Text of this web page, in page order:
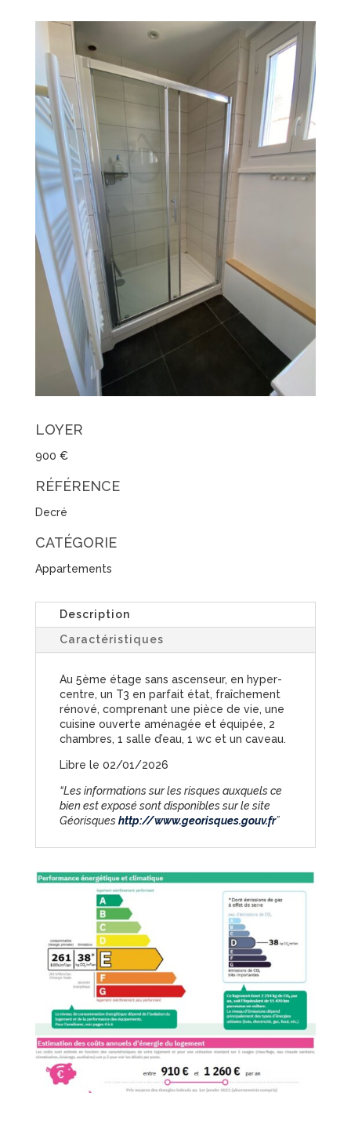
LOYER
900 €
RÉFÉRENCE
Decré
CATÉGORIE
Appartements
Description
Caractéristiques
Au 5ème étage sans ascenseur, en hyper-
centre, un T3 en parfait état, fraîchement
rénové, comprenant une pièce de vie, une
cuisine ouverte aménagée et équipée, 2
chambres, 1 salle d’eau, 1 wc et un caveau.
Libre le 02/01/2026
“Les informations sur les risques auxquels ce
bien est exposé sont disponibles sur le site
Géorisques http://www.georisques.gouv.fr”